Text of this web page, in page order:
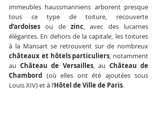
immeubles haussmanniens arborent presque
d’ardoises ou de zinc, avec des lucarnes
élégantes. En dehors de la capitale, les toitures
châteaux et hôtels particuliers, notamment
au Château de Versailles, au Château de
Chambord (où elles ont été ajoutées sous
Louis XIV) et à l’Hôtel de Ville de Paris.